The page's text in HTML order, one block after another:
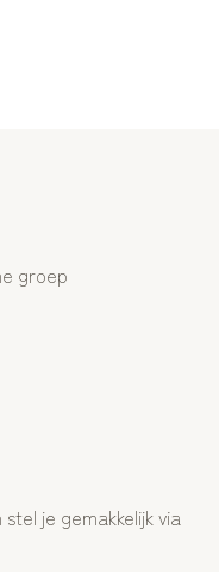
groep
je gemakkelijk via